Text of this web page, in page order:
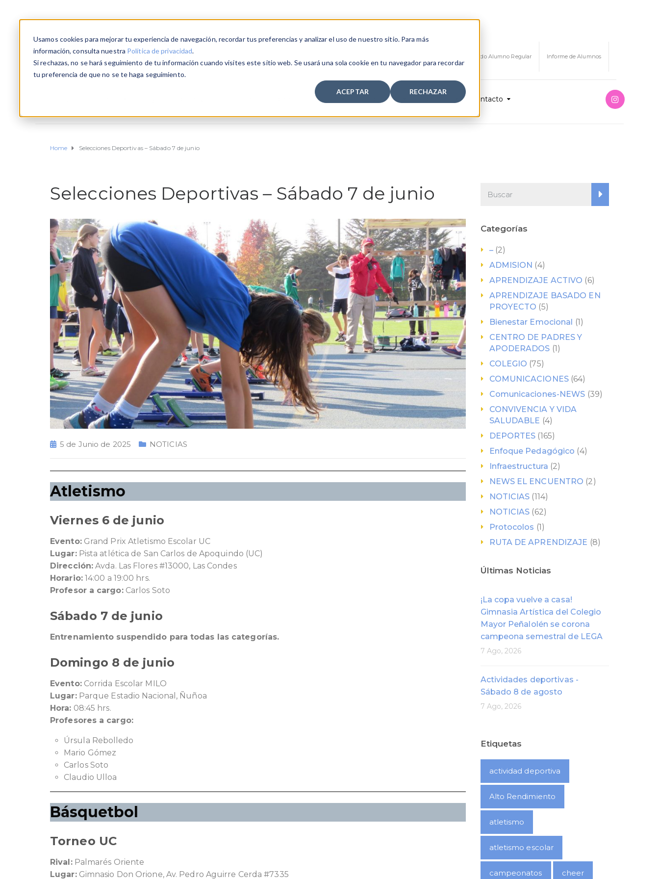
Usamos cookies para mejorar tu experiencia de navegación, recordar tus preferencias y analizar el uso de nuestro sitio. Para más
información, consulta nuestra Política de privacidad.
Si rechazas, no se hará seguimiento de tu información cuando visites este sitio web. Se usará una sola cookie en tu navegador para recordar
tu preferencia de que no se te haga seguimiento.
ACEPTAR RECHAZAR
Certificado Alumno Regular Informe de Alumnos
Reglamento Interno Apoderados Contacto
Home Selecciones Deportivas – Sábado 7 de junio
Selecciones Deportivas – Sábado 7 de junio
5 de Junio de 2025 NOTICIAS
Atletismo
Viernes 6 de junio
Evento:Grand Prix Atletismo Escolar UC
Lugar:Pista atlética de San Carlos de Apoquindo (UC)
Dirección: Avda. Las Flores #13000, Las Condes
Horario:14:00 a 19:00 hrs.
Profesor a cargo:Carlos Soto
Sábado 7 de junio
Entrenamiento suspendido para todas las categorías.
Domingo 8 de junio
Evento:Corrida Escolar MILO
Lugar:Parque Estadio Nacional, Ñuñoa
Hora: 08:45 hrs.
Profesores a cargo:
Úrsula Rebolledo
Mario Gómez
Carlos Soto
Claudio Ulloa
Básquetbol
Torneo UC
Rival:Palmarés Oriente
Lugar:Gimnasio Don Orione, Av. Pedro Aguirre Cerda #7335
Categorías
–(2)
ADMISION (4)
APRENDIZAJE ACTIVO (6)
APRENDIZAJE BASADO EN
PROYECTO (5)
Bienestar Emocional (1)
CENTRO DE PADRES Y
APODERADOS (1)
COLEGIO (75)
COMUNICACIONES(64)
Comunicaciones-NEWS (39)
CONVIVENCIA Y VIDA
SALUDABLE (4)
DEPORTES (165)
Enfoque Pedagógico (4)
Infraestructura (2)
NEWS EL ENCUENTRO (2)
NOTICIAS (114)
NOTICIAS (62)
Protocolos (1)
RUTA DE APRENDIZAJE (8)
Últimas Noticias
¡La copa vuelve a casa!
Gimnasia Artística del Colegio
Mayor Peñalolén se corona
campeona semestral de LEGA
7 Ago, 2026
Actividades deportivas -
Sábado 8 de agosto
7 Ago, 2026
Etiquetas
actividad deportiva
Alto Rendimiento
atletismo
atletismo escolar
campeonatos cheer